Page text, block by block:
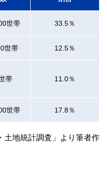
世帯 33.5％
世帯 12.5％
帯 11.0％
世帯 17.8％
土地統計調査」より筆者作